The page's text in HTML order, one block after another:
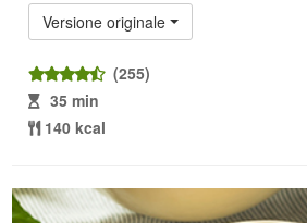
Versione originale
(255)
35 min
140 kcal